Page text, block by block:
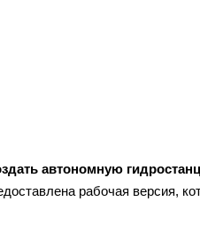
автономную
рабочая версия,